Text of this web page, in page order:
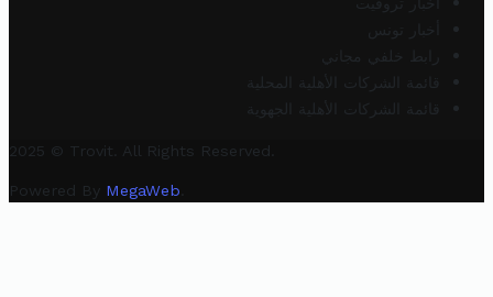
أخبار تونس
رابط خلفي مجاني
قائمة الشركات الأهلية المحلية
قائمة الشركات الأهلية الجهوية
2025 © Trovit. All Rights Reserved.
Powered By MegaWeb